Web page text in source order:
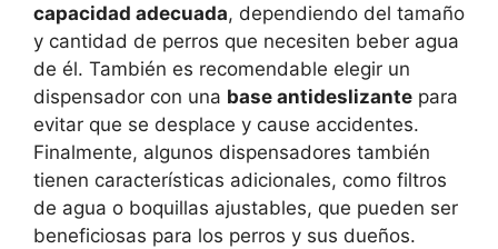
capacidad adecuada, dependiendo del tamaño
y cantidad de perros que necesiten beber agua
de él. También es recomendable elegir un
dispensador con una base antideslizante para
evitar que se desplace y cause accidentes.
Finalmente, algunos dispensadores también
tienen características adicionales, como filtros
de agua o boquillas ajustables, que pueden ser
beneficiosas para los perros y sus dueños.